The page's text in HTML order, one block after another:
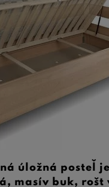
úložná posteľ
masív buk, rošt